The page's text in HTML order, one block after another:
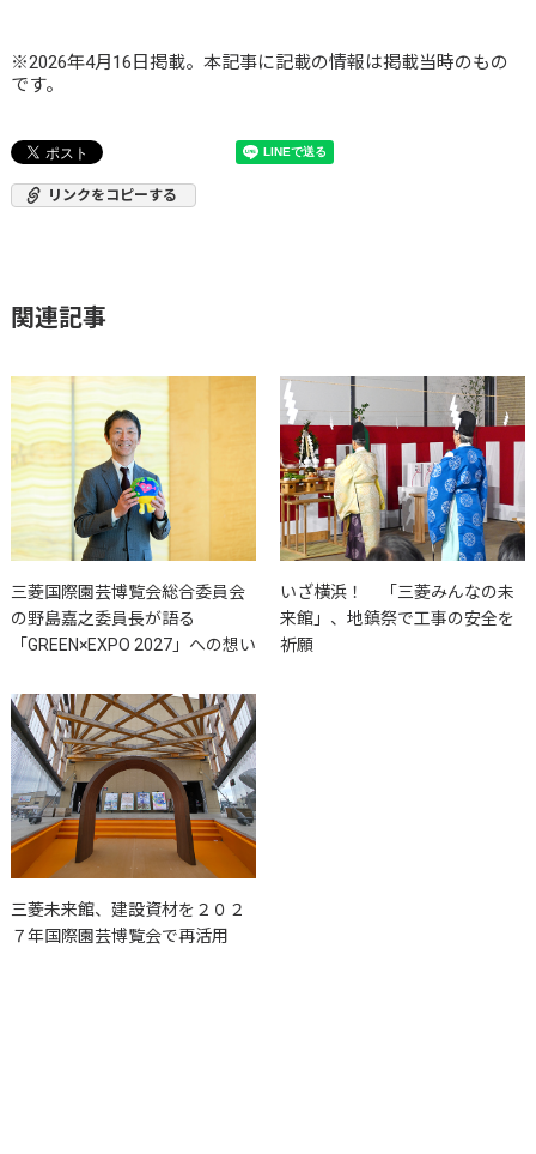
※2026年4月16日掲載。本記事に記載の情報は掲載当時のもの
です。
リンクをコピーする
関連記事
三菱国際園芸博覧会総合委員会
の野島嘉之委員長が語る
「GREEN×EXPO 2027」への想い
いざ横浜！ 「三菱みんなの未
来館」、地鎮祭で工事の安全を
祈願
三菱未来館、建設資材を２０２
７年国際園芸博覧会で再活用